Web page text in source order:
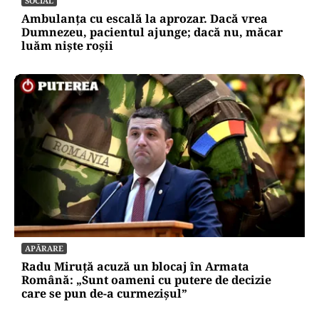
Ambulanța cu escală la aprozar. Dacă vrea
Dumnezeu, pacientul ajunge; dacă nu, măcar
luăm niște roșii
APĂRARE
Radu Miruță acuză un blocaj în Armata
Română: „Sunt oameni cu putere de decizie
care se pun de-a curmezișul”